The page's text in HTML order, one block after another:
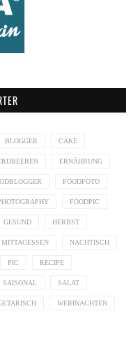
BLOGGER CAKE
ERNÄHRUNG
FOODFOTO
FOODPIC
GESUND HERBST
MITTAGESSEN NACHTISCH
PIC RECIPE
SAISONAL SALAT
WEIHNACHTEN